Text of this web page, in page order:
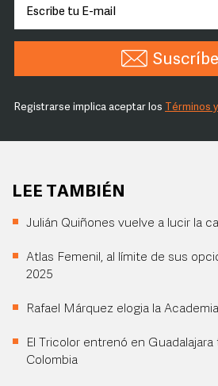
Registrarse implica aceptar los Términos
LEE TAMBIÉN
Julián Quiñones vuelve a lucir la
Atlas Femenil, al límite de sus
2025
Rafael Márquez elogia la
El Tricolor entrenó en
Colombia